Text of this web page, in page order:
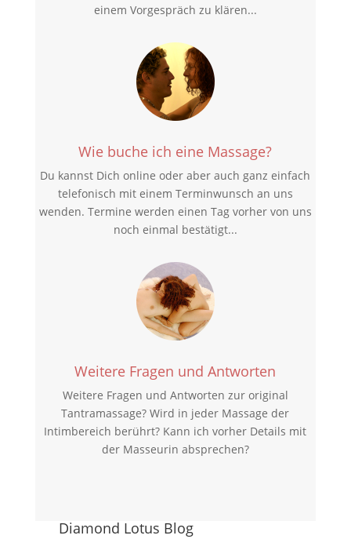
einem Vorgespräch zu klären...
Wie buche ich eine Massage?
Du kannst Dich online oder aber auch ganz einfach
telefonisch mit einem Terminwunsch an uns
wenden. Termine werden einen Tag vorher von uns
noch einmal bestätigt...
Weitere Fragen und Antworten
Weitere Fragen und Antworten zur original
Tantramassage? Wird in jeder Massage der
Intimbereich berührt? Kann ich vorher Details mit
der Masseurin absprechen?
Diamond Lotus Blog